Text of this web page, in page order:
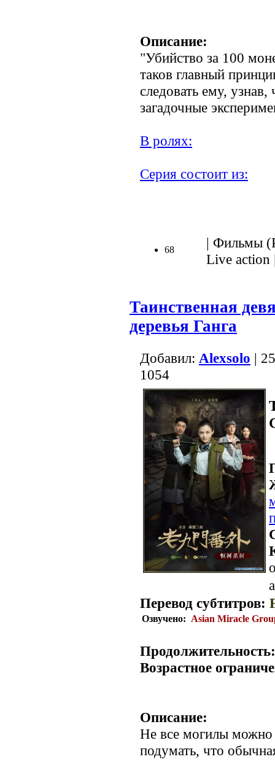
Описание:
"Убийство за 100
таков главный
следовать ему,
загадочные
В ролях:
Серия состоит из:
68
| Фильмы
Live
Таинственная
деревья Ганга
Добавил: Alexsolo |
1054
Перевод субтитров:
Озвучено: Asian Miracle
Продолжительность:
Возрастное
Описание:
Не все могилы можно
подумать, что